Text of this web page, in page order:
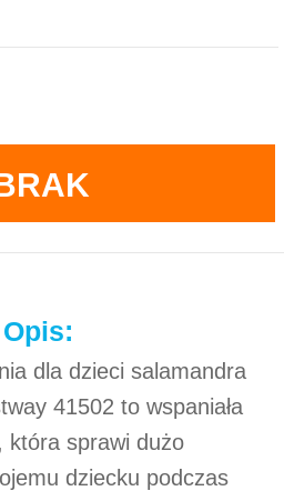
Opis:
dla dzieci salamandra
41502 to wspaniała
która sprawi dużo
dziecku podczas